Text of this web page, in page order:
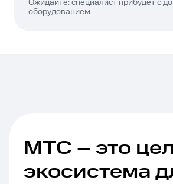
Ожидайте: специалист прибудет с
оборудованием
МТС – это
экосистема